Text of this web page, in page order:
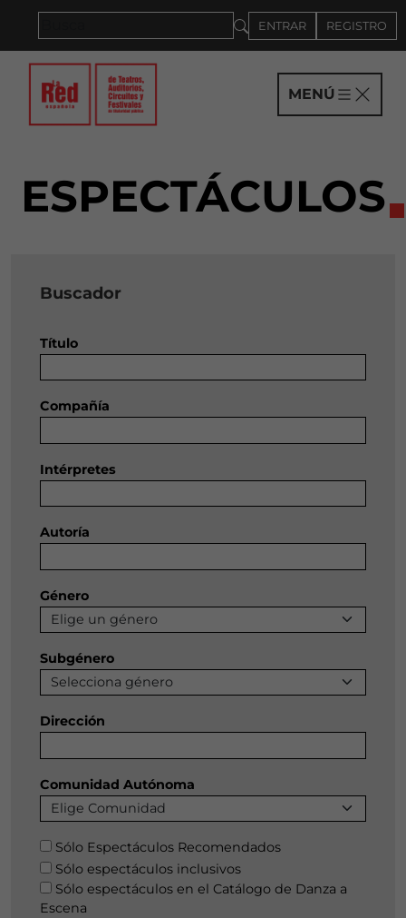
ENTRAR REGISTRO
MENÚ
ESPECTÁCULOS
Buscador
Título
Compañía
Intérpretes
Autoría
Género
Subgénero
Dirección
Comunidad Autónoma
Sólo Espectáculos Recomendados
Sólo espectáculos inclusivos
Sólo espectáculos en el Catálogo de Danza a
Escena